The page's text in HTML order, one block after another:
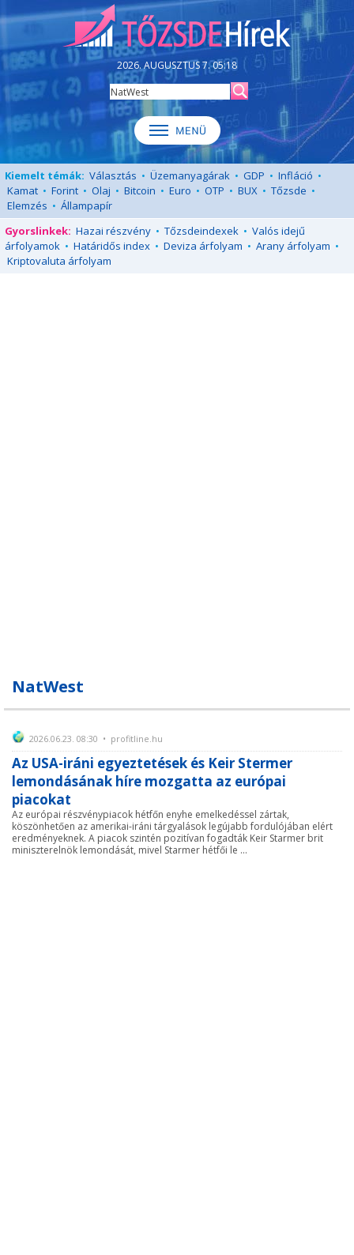
2026. AUGUSZTUS 7. 05:18
Kiemelt témák: Választás • Üzemanyagárak • GDP • Infláció •
Kamat • Forint • Olaj • Bitcoin • Euro • OTP • BUX • Tőzsde •
Elemzés • Állampapír
Gyorslinkek: Hazai részvény • Tőzsdeindexek • Valós idejű
árfolyamok • Határidős index • Deviza árfolyam • Arany árfolyam •
Kriptovaluta árfolyam
NatWest
2026.06.23. 08:30 • profitline.hu
Az USA-iráni egyeztetések és Keir Stermer
lemondásának híre mozgatta az európai
piacokat
Az európai részvénypiacok hétfőn enyhe emelkedéssel zártak,
köszönhetően az amerikai-iráni tárgyalások legújabb fordulójában elért
eredményeknek. A piacok szintén pozitívan fogadták Keir Starmer brit
miniszterelnök lemondását, mivel Starmer hétfői le ...